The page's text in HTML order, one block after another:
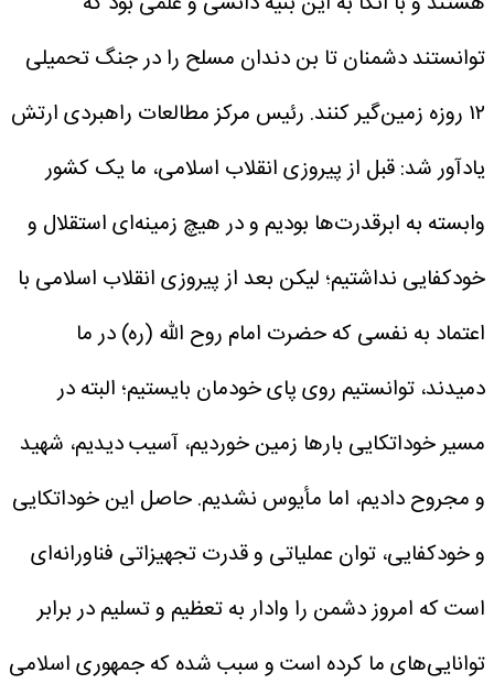
توانستند دشمنان تا بن دندان مسلح را در جنگ تحمیلی
۱۲ روزه زمین‌گیر کنند.
رئیس مرکز مطالعات راهبردی ارتش
یادآور شد: قبل از پیروزی انقلاب اسلامی، ما یک کشور
وابسته به ابرقدرت‌ها بودیم و در هیچ زمینه‌ای استقلال و
خودکفایی نداشتیم؛ لیکن بعد از پیروزی انقلاب اسلامی با
اعتماد به نفسی که حضرت امام روح الله (ره) در ما
دمیدند، توانستیم روی پای خودمان بایستیم؛ البته در
مسیر خوداتکایی بارها زمین خوردیم، آسیب دیدیم، شهید
و مجروح دادیم، اما مأیوس نشدیم. حاصل این خوداتکایی
و خودکفایی، توان عملیاتی و قدرت تجهیزاتی فناورانه‌ای
است که امروز دشمن را وادار به تعظیم و تسلیم در برابر
توانایی‌های ما کرده است و سبب شده که جمهوری اسلامی